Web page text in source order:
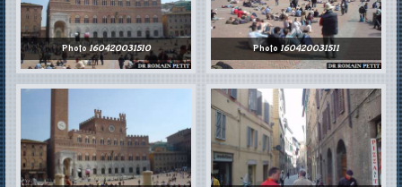
Photo160420031510 Photo 160420031511